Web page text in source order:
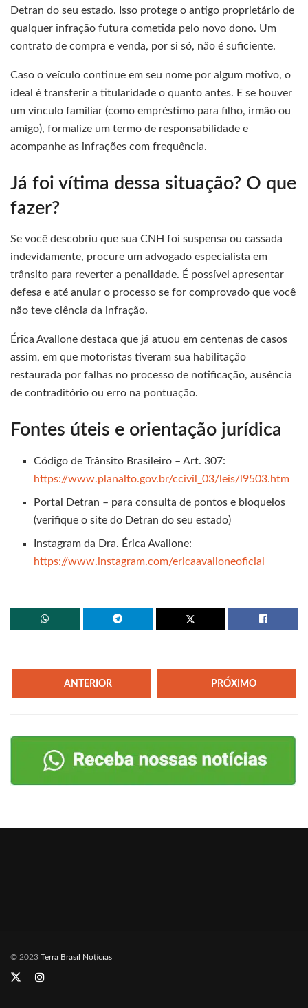
Detran do seu estado. Isso protege o antigo proprietário de
qualquer infração futura cometida pelo novo dono. Um
contrato de compra e venda, por si só, não é suficiente.
Caso o veículo continue em seu nome por algum motivo, o
ideal é transferir a titularidade o quanto antes. E se houver
um vínculo familiar (como empréstimo para filho, irmão ou
amigo), formalize um termo de responsabilidade e
acompanhe as infrações com frequência.
Já foi vítima dessa situação? O que
fazer?
Se você descobriu que sua CNH foi suspensa ou cassada
indevidamente, procure um advogado especialista em
trânsito para reverter a penalidade. É possível apresentar
defesa e até anular o processo se for comprovado que você
não teve ciência da infração.
Érica Avallone destaca que já atuou em centenas de casos
assim, em que motoristas tiveram sua habilitação
restaurada por falhas no processo de notificação, ausência
de contraditório ou erro na pontuação.
Fontes úteis e orientação jurídica
Código de Trânsito Brasileiro – Art. 307:
https://www.planalto.gov.br/ccivil_03/leis/l9503.htm
Portal Detran – para consulta de pontos e bloqueios
(verifique o site do Detran do seu estado)
Instagram da Dra. Érica Avallone:
https://www.instagram.com/ericaavalloneoficial
ANTERIOR PRÓXIMO
© 2023 Terra Brasil Notícias